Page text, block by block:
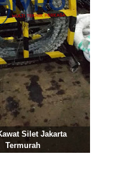
Silet Jakarta
Termurah